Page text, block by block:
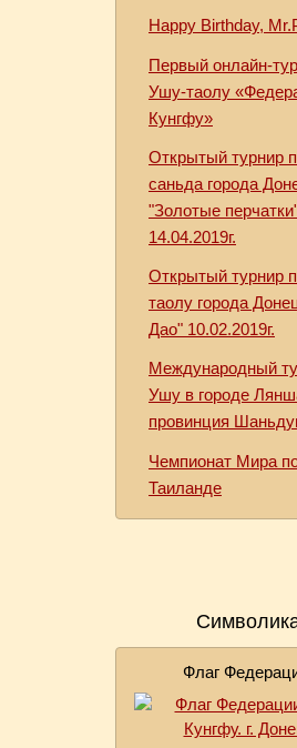
Happy Birthday,
Первый онлайн-
Ушу-таолу
Кунгфу»
Открытый турнир
саньда города
"Золотые
14.04.2019г.
Открытый турнир
таолу города
Дао" 10.02.2019г.
Международный
Ушу в городе
провинция
Чемпионат Мира
Таиланде
Флаг